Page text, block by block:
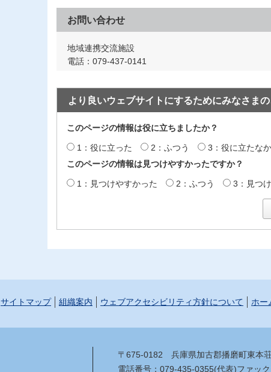
お問い合わせ
地域連携交流施設
電話：079-437-0141
より良いウェブサイトにするためにみなさま
このページの情報は役に立ちましたか？
1：役に立った 2：ふつう
3：役に立たな
このページの情報は見つけやすかったですか？
1：見つけやすかった 2：ふつう 3：見つ
サイトマップ 組織案内 ウェブアクセシビリティ方針について ホー
〒675-0182 兵庫県加古郡播磨町東本
電話番号：079-435-0355(代表)ファッ